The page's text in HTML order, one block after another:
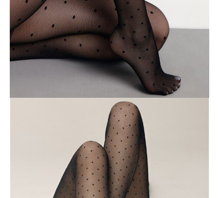
Dostawa
Kurier,darmowa od 99 zł
czas dostawy: 1-2 dni robocze
Paczkomaty InPost 24/7,darmowa od 50 zł
czas dostawy: 1-2 dni robocze
Odbiór osobisty
w sklepie Conte (Łodz)
pn.- czw. 8:00 - 16:00, pt. 8:00 - 14:00
Opis produktu
Cienkie rajstopy w groszki DROP z powodzeniem dopełnią codzienne,
biznesowe i wieczorowe stylizacje. Rajstopy są rozciągliwe, lekkie i
obcisłe, dzięki czemu będziesz czuć się w nich komfortowo przez cały
• idealne dopasowanie,
• bawełniany klin.